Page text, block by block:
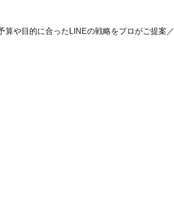
算や目的に合ったLINEの戦略をプロがご提案／